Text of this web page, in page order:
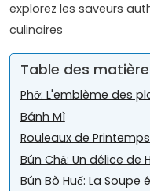
explorez les saveurs
culinaires
Table des
Phở: L'emblème des
Bánh Mì
Rouleaux de
Bún Chả: Un délice de
Bún Bò Huế: La Soupe